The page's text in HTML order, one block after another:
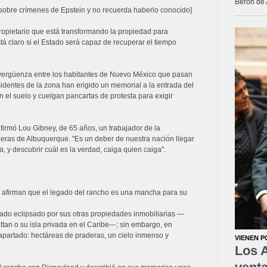
crímenes de Epstein y no recuerda haberlo conocido]
que está transformando la propiedad para
claro si el Estado será capaz de recuperar el tiempo
entre los habitantes de Nuevo México que pasan
de la zona han erigido un memorial a la entrada del
el suelo y cuelgan pancartas de protesta para exigir
Lou Gibney, de 65 años, un trabajador de la
de Albuquerque. "Es un deber de nuestra nación llegar
y descubrir cuál es la verdad, caiga quien caiga".
que el legado del rancho es una mancha para su
eclipsado por sus otras propiedades inmobiliarias —
o su isla privada en el Caribe—; sin embargo, en
hectáreas de praderas, un cielo inmenso y
VIENEN
Los